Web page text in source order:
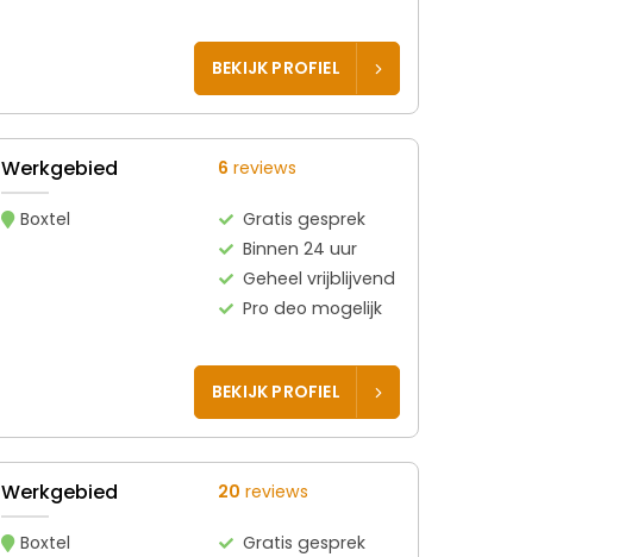
BEKIJK PROFIEL
Werkgebied
Boxtel
6 reviews
Gratis gesprek
Binnen 24 uur
Geheel vrijblijvend
Pro deo mogelijk
BEKIJK PROFIEL
Werkgebied
Boxtel
20 reviews
Gratis gesprek